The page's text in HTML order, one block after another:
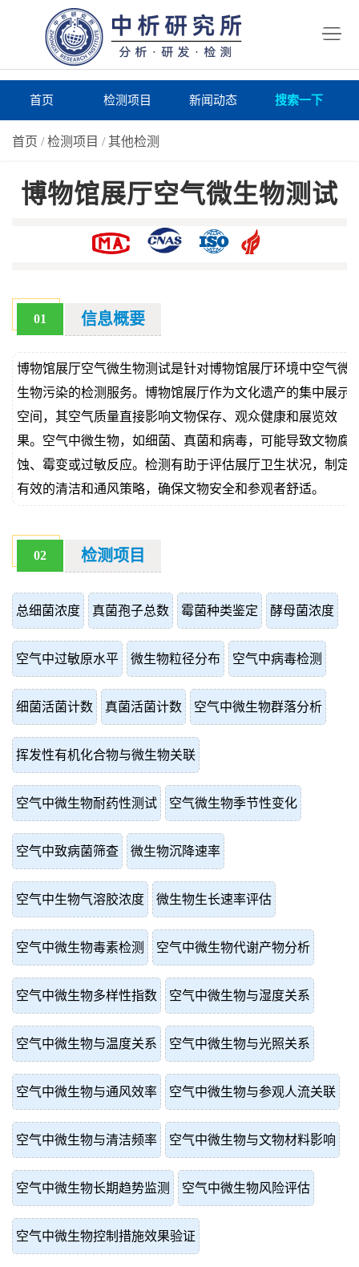
首页 检测项目 新闻动态 搜索一下
首页 /检测项目 /其他检测
博物馆展厅空气微生物测试
01 信息概要
博物馆展厅空气微生物测试是针对博物馆展厅环境中空气微
生物污染的检测服务。博物馆展厅作为文化遗产的集中展示
空间，其空气质量直接影响文物保存、观众健康和展览效
果。空气中微生物，如细菌、真菌和病毒，可能导致文物腐
蚀、霉变或过敏反应。检测有助于评估展厅卫生状况，制定
有效的清洁和通风策略，确保文物安全和参观者舒适。
02 检测项目
总细菌浓度 真菌孢子总数 霉菌种类鉴定 酵母菌浓度
空气中过敏原水平 微生物粒径分布 空气中病毒检测
细菌活菌计数 真菌活菌计数 空气中微生物群落分析
挥发性有机化合物与微生物关联
空气中微生物耐药性测试 空气微生物季节性变化
空气中致病菌筛查 微生物沉降速率
空气中生物气溶胶浓度 微生物生长速率评估
空气中微生物毒素检测 空气中微生物代谢产物分析
空气中微生物多样性指数 空气中微生物与湿度关系
空气中微生物与温度关系 空气中微生物与光照关系
空气中微生物与通风效率 空气中微生物与参观人流关联
空气中微生物与清洁频率 空气中微生物与文物材料影响
空气中微生物长期趋势监测 空气中微生物风险评估
空气中微生物控制措施效果验证
价
真
伪
查
询